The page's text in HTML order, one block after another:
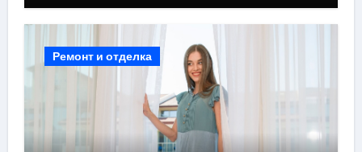
Ремонт и отделка